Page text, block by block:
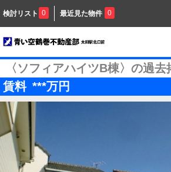
検討リスト 0 最近見た物件 0
〈ソフィアハイツB棟〉の過
賃料 ***万円